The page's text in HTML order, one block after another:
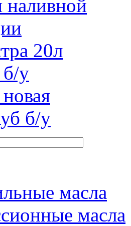
наливной
20л
б/у
б/у
масла
масла